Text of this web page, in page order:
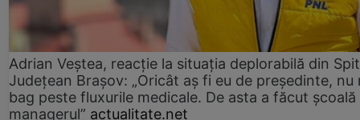
Adrian Veștea, reacție la situația deplorabilă din
Județean Brașov: „Oricât aș fi eu de președinte, nu
bag peste fluxurile medicale. De asta a făcut școală
managerul” actualitate.net